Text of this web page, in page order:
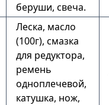
беруши, свеча.
Леска, масло
(100г), смазка
для редуктора,
ремень
одноплечевой,
катушка, нож,